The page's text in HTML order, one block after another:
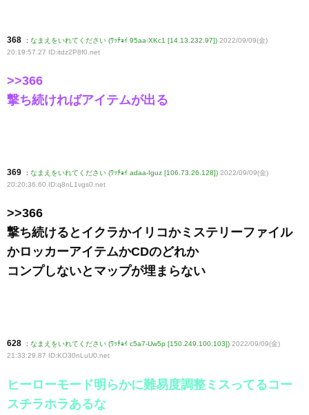
368 : なまえをいれてください (ﾜｯﾁｮｲ 95aa-XKc1 [14.13.232.97]) 2022/09/09(金)
20:19:57.27 ID:itdz2P8f0 .net
>>366
撃ち続ければアイテムが出る
369 : なまえをいれてください (ﾜｯﾁｮｲ adaa-Iguz [106.73.26.128]) 2022/09/09(金)
20:20:36.60 ID:q8nL1vgs0.net
>>366
撃ち続けるとイクラかイリコかミステリーファイル
かロッカーアイテムかCDのどれか
コンプしないとマップが埋まらない
628 : なまえをいれてください (ﾜｯﾁｮｲ c5a7-Uw5p [150.249.100.103]) 2022/09/09(金)
21:33:29.87 ID:KO30nLuU0.net
ヒーローモード明らかに難易度調整ミスってるコー
スチラホラあるな